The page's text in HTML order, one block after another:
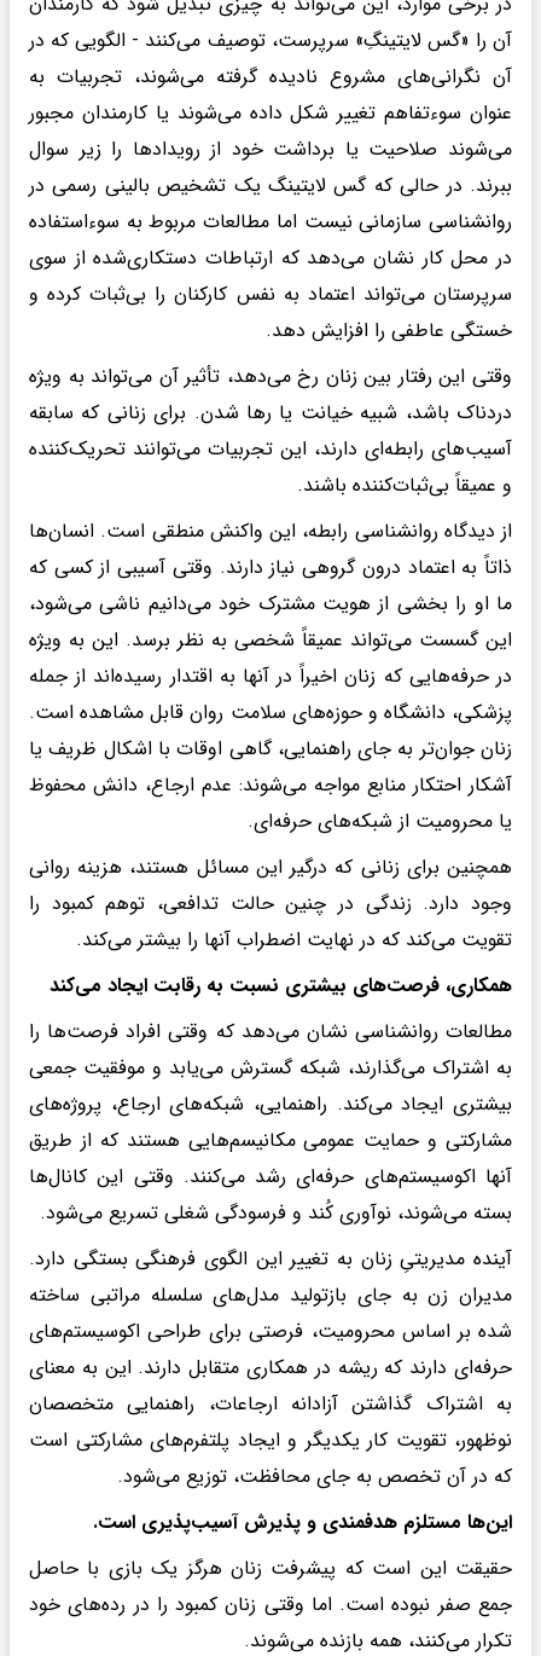
آن را «گس لایتینگِ» سرپرست، توصیف می‌کنند - الگویی که در
آن نگرانی‌های مشروع نادیده گرفته می‌شوند، تجربیات به
عنوان سوءتفاهم تغییر شکل داده می‌شوند یا کارمندان مجبور
می‌شوند صلاحیت یا برداشت خود از رویدادها را زیر سوال
ببرند. در حالی که گس لایتینگ یک تشخیص بالینی رسمی در
روانشناسی سازمانی نیست اما مطالعات مربوط به سوءاستفاده
در محل کار نشان می‌دهد که ارتباطات دستکاری‌شده از سوی
سرپرستان می‌تواند اعتماد به نفس کارکنان را بی‌ثبات کرده و
خستگی عاطفی را افزایش دهد.
وقتی این رفتار بین زنان رخ می‌دهد، تأثیر آن می‌تواند به ویژه
دردناک باشد، شبیه خیانت یا رها شدن. برای زنانی که سابقه
آسیب‌های رابطه‌ای دارند، این تجربیات می‌توانند تحریک‌کننده
و عمیقاً بی‌ثبات‌کننده باشند.
از دیدگاه روانشناسی رابطه‌، این واکنش منطقی است. انسان‌ها
ذاتاً به اعتماد درون گروهی نیاز دارند. وقتی آسیبی از کسی که
ما او را بخشی از هویت مشترک خود می‌دانیم ناشی می‌شود،
این گسست می‌تواند عمیقاً شخصی به نظر برسد. این به ویژه
در حرفه‌هایی که زنان اخیراً در آنها به اقتدار رسیده‌اند از جمله
پزشکی، دانشگاه و حوزه‌های سلامت روان قابل مشاهده است.
زنان جوان‌تر به جای راهنمایی، گاهی اوقات با اشکال ظریف یا
آشکار احتکار منابع مواجه می‌شوند: عدم ارجاع، دانش محفوظ
یا محرومیت از شبکه‌های حرفه‌ای.
همچنین برای زنانی که درگیر این مسائل هستند، هزینه روانی
وجود دارد. زندگی در چنین حالت تدافعی، توهم کمبود را
تقویت می‌کند که در نهایت اضطراب آنها را بیشتر می‌کند.
همکاری، فرصت‌های بیشتری نسبت به رقابت ایجاد می‌کند
مطالعات روانشناسی نشان می‌دهد که وقتی افراد فرصت‌ها را
به اشتراک می‌گذارند، شبکه گسترش می‌یابد و موفقیت جمعی
بیشتری ایجاد می‌کند. راهنمایی، شبکه‌های ارجاع، پروژه‌های
مشارکتی و حمایت عمومی مکانیسم‌هایی هستند که از طریق
آنها اکوسیستم‌های حرفه‌ای رشد می‌کنند. وقتی این کانال‌ها
بسته می‌شوند، نوآوری کُند و فرسودگی شغلی تسریع می‌شود.
آینده مدیریتیِ زنان به تغییر این الگوی فرهنگی بستگی دارد.
مدیران زن به جای بازتولید مدل‌های سلسله مراتبی ساخته
شده بر اساس محرومیت، فرصتی برای طراحی اکوسیستم‌های
حرفه‌ای دارند که ریشه در همکاری متقابل دارند. این به معنای
به اشتراک گذاشتن آزادانه ارجاعات، راهنمایی متخصصان
نوظهور، تقویت کار یکدیگر و ایجاد پلتفرم‌های مشارکتی است
که در آن تخصص به جای محافظت، توزیع می‌شود.
این‌ها مستلزم هدفمندی و پذیرش آسیب‌پذیری است.
حقیقت این است که پیشرفت زنان هرگز یک بازی با حاصل
جمع صفر نبوده است. اما وقتی زنان کمبود را در رده‌های خود
تکرار می‌کنند، همه بازنده می‌شوند.